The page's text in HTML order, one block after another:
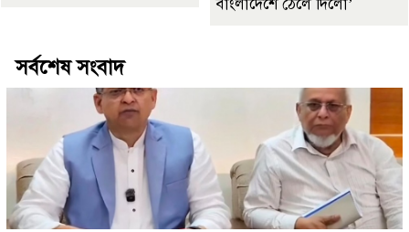
বাংলাদেশে ঠেলে দিলো’
সর্বশেষ সংবাদ